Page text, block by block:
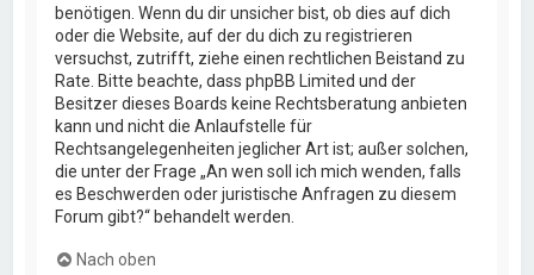
benötigen. Wenn du dir unsicher bist, ob dies auf dich
oder die Website, auf der du dich zu registrieren
versuchst, zutrifft, ziehe einen rechtlichen Beistand zu
Rate. Bitte beachte, dass phpBB Limited und der
Besitzer dieses Boards keine Rechtsberatung anbieten
kann und nicht die Anlaufstelle für
Rechtsangelegenheiten jeglicher Art ist; außer solchen,
die unter der Frage „An wen soll ich mich wenden, falls
es Beschwerden oder juristische Anfragen zu diesem
Forum gibt?“ behandelt werden.
Nach oben